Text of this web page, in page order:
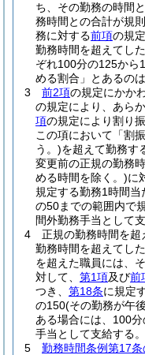
ち、その勤務の時間
務時間との合計が規
務に対する前項の規
勤務時間を超えてし
ぞれ100分の125から
める割合」とあるの
3
前2項の規定にかか
の規定により、あら
項の規定により割り
この項において「割
う。)を超えて勤務す
変更前の正規の勤務
める時間を除く。)に
規定する勤務1時間
の50までの範囲内で
間外勤務手当として支
4
正規の勤務時間を
勤務時間を超えてし
を超えた職員には、
対して、 第1項及び前
つき、 第18条に規定
の150(その勤務が午
ある場合には、100
手当として支給する。
5
勤務時間条例第17